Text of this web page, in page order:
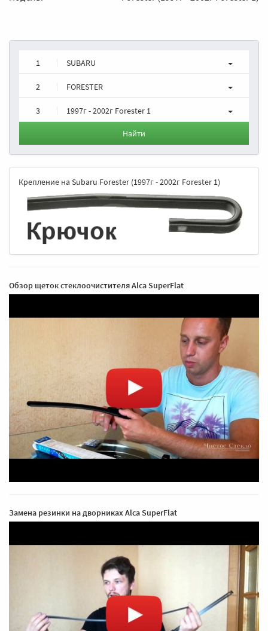
1 SUBARU
2 FORESTER
3 1997г - 2002г Forester 1
Найти
Крепление на Subaru Forester (1997г - 2002г Forester 1)
Обзор щеток стеклоочистителя Alca SuperFlat
Замена резинки на дворниках Alca SuperFlat